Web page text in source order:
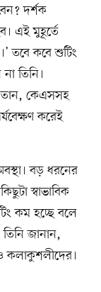
দর্শক
এই মুহূর্তে
তবে কবে শুটিং
তিনি।
কেএসসহ
করেই
বড় ধরনের
স্বাভাবিক
কম হচ্ছে বলে
জানান,
কলাকুশলীদের।